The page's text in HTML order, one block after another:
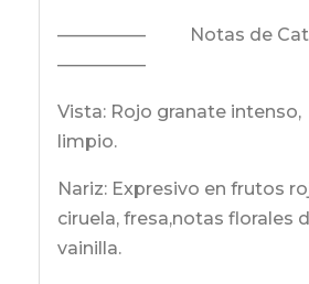
————— Notas de
—————
Vista: Rojo granate
limpio.
Nariz: Expresivo en frutos
ciruela, fresa,notas florales
vainilla.